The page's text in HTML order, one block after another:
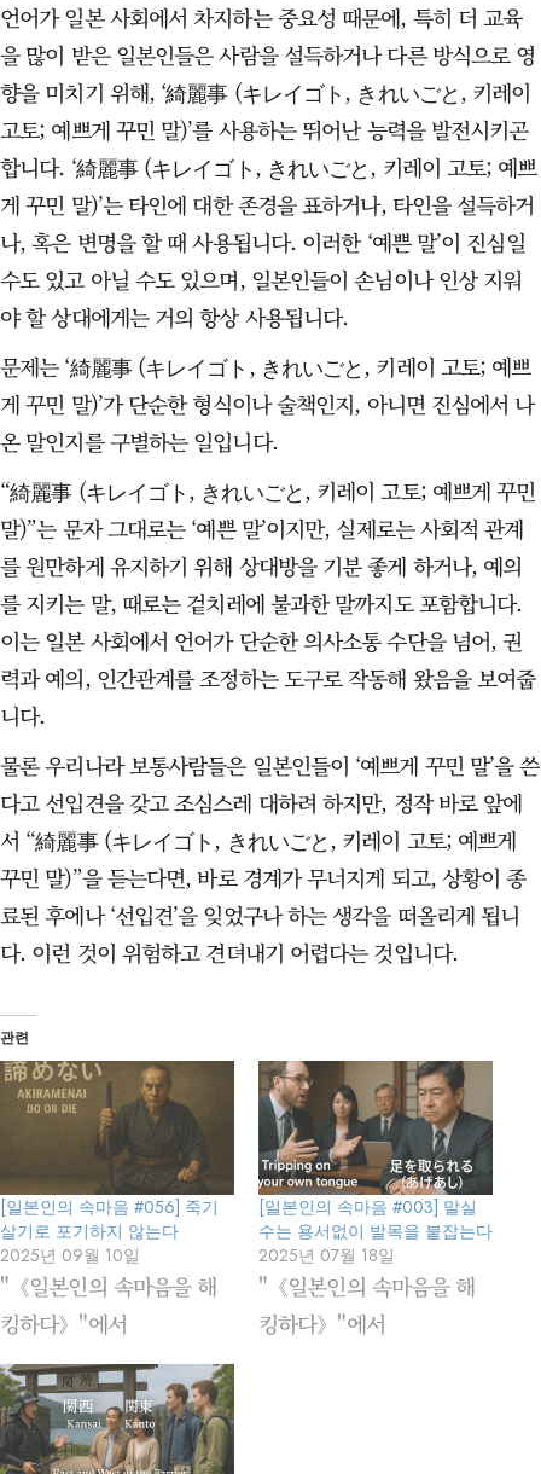
언어가 일본 사회에서 차지하는 중요성 때문에, 특히 더 교육
을 많이 받은 일본인들은 사람을 설득하거나 다른 방식으로 영
향을 미치기 위해, ‘綺麗事 (キレイゴト, きれいごと, 키레이
고토; 예쁘게 꾸민 말)’를 사용하는 뛰어난 능력을 발전시키곤
합니다. ‘綺麗事 (キレイゴト, きれいごと, 키레이 고토; 예쁘
게 꾸민 말)’는 타인에 대한 존경을 표하거나, 타인을 설득하거
나, 혹은 변명을 할 때 사용됩니다. 이러한 ‘예쁜 말’이 진심일
수도 있고 아닐 수도 있으며, 일본인들이 손님이나 인상 지워
야 할 상대에게는 거의 항상 사용됩니다.
문제는 ‘綺麗事 (キレイゴト, きれいごと, 키레이 고토; 예쁘
게 꾸민 말)’가 단순한 형식이나 술책인지, 아니면 진심에서 나
온 말인지를 구별하는 일입니다.
“綺麗事 (キレイゴト, きれいごと, 키레이 고토; 예쁘게 꾸민
말)”는 문자 그대로는 ‘예쁜 말’이지만, 실제로는 사회적 관계
를 원만하게 유지하기 위해 상대방을 기분 좋게 하거나, 예의
를 지키는 말, 때로는 겉치레에 불과한 말까지도 포함합니다.
이는 일본 사회에서 언어가 단순한 의사소통 수단을 넘어, 권
력과 예의, 인간관계를 조정하는 도구로 작동해 왔음을 보여줍
니다.
물론 우리나라 보통사람들은 일본인들이 ‘예쁘게 꾸민 말’을 쓴
다고 선입견을 갖고 조심스레 대하려 하지만, 정작 바로 앞에
서 “綺麗事 (キレイゴト, きれいごと, 키레이 고토; 예쁘게
꾸민 말)”을 듣는다면, 바로 경계가 무너지게 되고, 상황이 종
료된 후에나 ‘선입견’을 잊었구나 하는 생각을 떠올리게 됩니
다. 이런 것이 위험하고 견뎌내기 어렵다는 것입니다.
관련
[일본인의 속마음 #056] 죽기
살기로 포기하지 않는다
2025년 09월 10일
"《일본인의 속마음을 해
킹하다》"에서
[일본인의 속마음 #003] 말실
수는 용서없이 발목을 붙잡는다
2025년 07월 18일
"《일본인의 속마음을 해
킹하다》"에서